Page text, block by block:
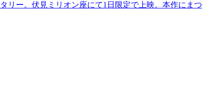
リー。伏見ミリオン座にて1日限定で上映。本作にまつ